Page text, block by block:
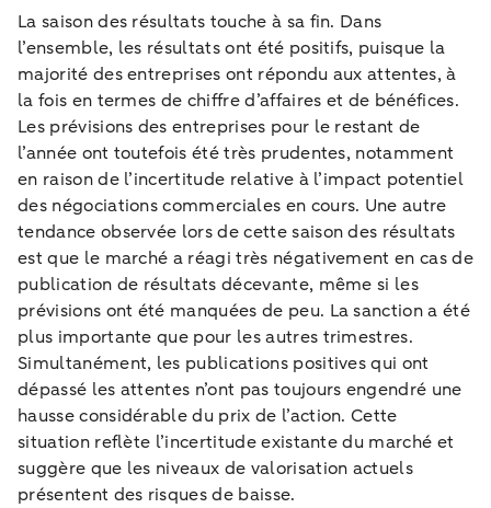
La saison des résultats touche à sa fin. Dans
l’ensemble, les résultats ont été positifs, puisque la
majorité des entreprises ont répondu aux attentes, à
la fois en termes de chiffre d’affaires et de bénéfices.
Les prévisions des entreprises pour le restant de
l’année ont toutefois été très prudentes, notamment
en raison de l’incertitude relative à l’impact potentiel
des négociations commerciales en cours. Une autre
tendance observée lors de cette saison des résultats
est que le marché a réagi très négativement en cas de
publication de résultats décevante, même si les
prévisions ont été manquées de peu. La sanction a été
plus importante que pour les autres trimestres.
Simultanément, les publications positives qui ont
dépassé les attentes n’ont pas toujours engendré une
hausse considérable du prix de l’action. Cette
situation reflète l’incertitude existante du marché et
suggère que les niveaux de valorisation actuels
présentent des risques de baisse.